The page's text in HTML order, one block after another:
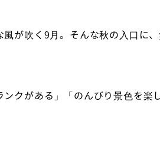
が吹く9月。そんな秋の入口に
クがある」「のんびり景色を楽